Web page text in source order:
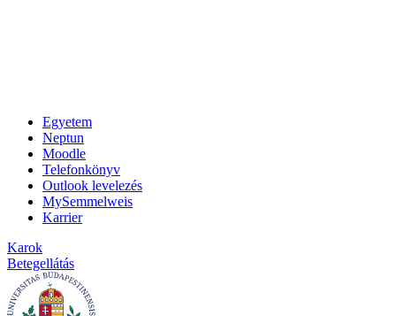
Egyetem
Neptun
Moodle
Telefonkönyv
Outlook levelezés
MySemmelweis
Karrier
Karok
Betegellátás